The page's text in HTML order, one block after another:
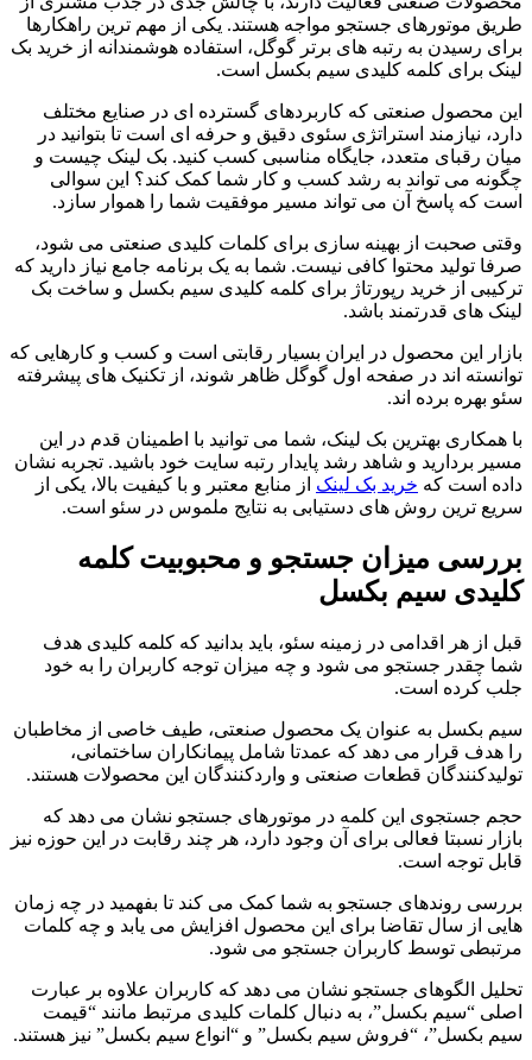
طریق موتورهای جستجو مواجه هستند. یکی از مهم ترین راهکارها
برای رسیدن به رتبه های برتر گوگل، استفاده هوشمندانه از خرید بک
لینک برای کلمه کلیدی سیم بکسل است.
این محصول صنعتی که کاربردهای گسترده ای در صنایع مختلف
دارد، نیازمند استراتژی سئوی دقیق و حرفه ای است تا بتوانید در
میان رقبای متعدد، جایگاه مناسبی کسب کنید. بک لینک چیست و
چگونه می تواند به رشد کسب و کار شما کمک کند؟ این سوالی
است که پاسخ آن می تواند مسیر موفقیت شما را هموار سازد.
وقتی صحبت از بهینه سازی برای کلمات کلیدی صنعتی می شود،
صرفا تولید محتوا کافی نیست. شما به یک برنامه جامع نیاز دارید که
ترکیبی از خرید رپورتاژ برای کلمه کلیدی سیم بکسل و ساخت بک
لینک های قدرتمند باشد.
بازار این محصول در ایران بسیار رقابتی است و کسب و کارهایی که
توانسته اند در صفحه اول گوگل ظاهر شوند، از تکنیک های پیشرفته
سئو بهره برده اند.
با همکاری بهترین بک لینک، شما می توانید با اطمینان قدم در این
مسیر بردارید و شاهد رشد پایدار رتبه سایت خود باشید. تجربه نشان
داده است که خرید بک لینک از منابع معتبر و با کیفیت بالا، یکی از
سریع ترین روش های دستیابی به نتایج ملموس در سئو است.
بررسی میزان جستجو و محبوبیت کلمه
کلیدی سیم بکسل
قبل از هر اقدامی در زمینه سئو، باید بدانید که کلمه کلیدی هدف
شما چقدر جستجو می شود و چه میزان توجه کاربران را به خود
جلب کرده است.
سیم بکسل به عنوان یک محصول صنعتی، طیف خاصی از مخاطبان
را هدف قرار می دهد که عمدتا شامل پیمانکاران ساختمانی،
تولیدکنندگان قطعات صنعتی و واردکنندگان این محصولات هستند.
حجم جستجوی این کلمه در موتورهای جستجو نشان می دهد که
بازار نسبتا فعالی برای آن وجود دارد، هر چند رقابت در این حوزه نیز
قابل توجه است.
بررسی روندهای جستجو به شما کمک می کند تا بفهمید در چه زمان
هایی از سال تقاضا برای این محصول افزایش می یابد و چه کلمات
مرتبطی توسط کاربران جستجو می شود.
تحلیل الگوهای جستجو نشان می دهد که کاربران علاوه بر عبارت
اصلی “سیم بکسل”، به دنبال کلمات کلیدی مرتبط مانند “قیمت
سیم بکسل”، “فروش سیم بکسل” و “انواع سیم بکسل” نیز هستند.